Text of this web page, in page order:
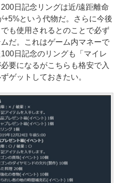
日記念リングは近/遠距離命
+5%という代物だ。さらに今後
も使用されるとのことで必ず
だ。これはゲーム内マネーで
日記念のリングも「マイレ
要になるがこちらも格安で入
ゲットしておきたい。